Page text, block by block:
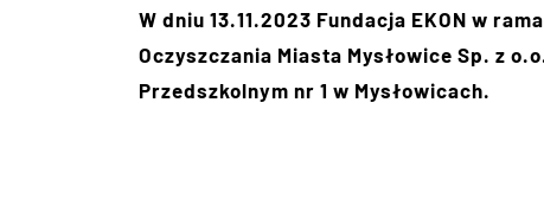
W dniu 13.11.2023 Fundacja EKON w
Oczyszczania Miasta Mysłowice Sp. z
Przedszkolnym nr 1 w Mysłowicach.